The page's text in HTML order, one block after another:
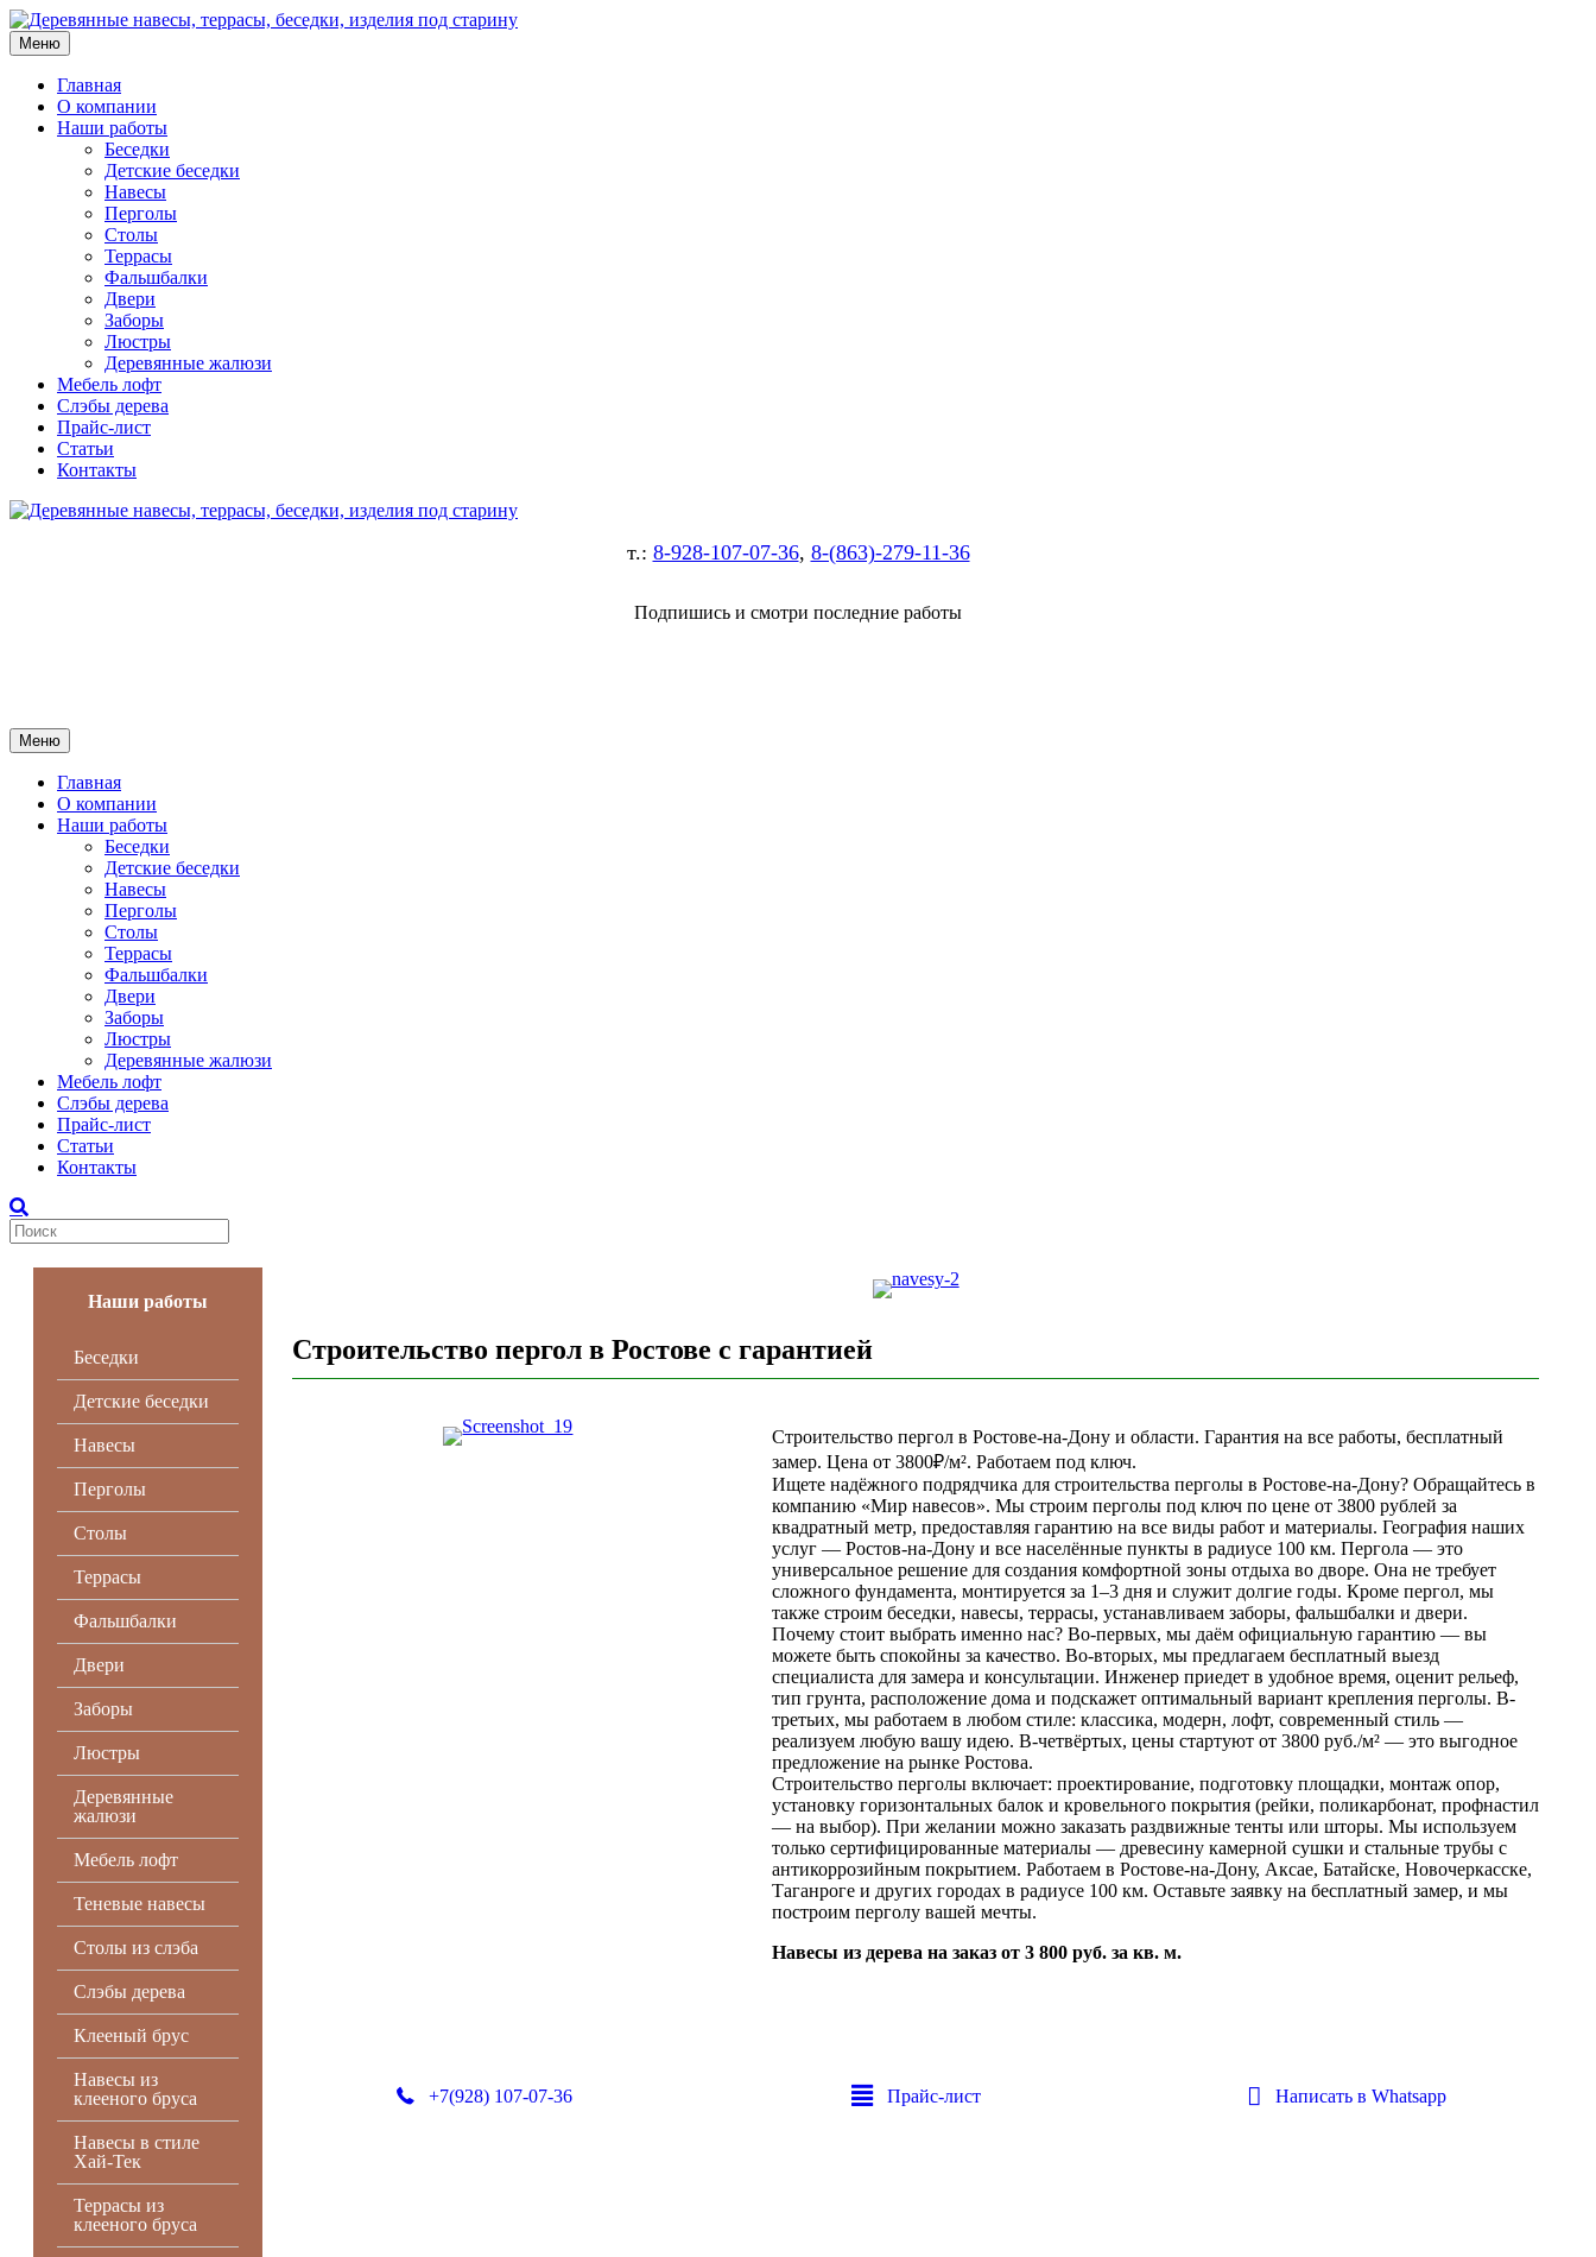
Меню
Главная
О компании
Наши работы
Беседки
Детские беседки
Навесы
Перголы
Столы
Террасы
Фальшбалки
Двери
Заборы
Люстры
Деревянные жалюзи
Мебель лофт
Слэбы дерева
Прайс-лист
Статьи
Контакты
т.: 8-928-107-07-36, 8-(863)-279-11-36
Подпишись и смотри последние работы
Меню
Главная
О компании
Наши работы
Беседки
Детские беседки
Навесы
Перголы
Столы
Террасы
Фальшбалки
Двери
Заборы
Люстры
Деревянные жалюзи
Мебель лофт
Слэбы дерева
Прайс-лист
Статьи
Контакты
Наши работы
Беседки
Детские беседки
Навесы
Перголы
Столы
Террасы
Фальшбалки
Двери
Заборы
Люстры
Деревянные
жалюзи
Мебель лофт
Теневые навесы
Столы из слэба
Слэбы дерева
Клееный брус
Навесы из
клееного бруса
Навесы в стиле
Хай-Тек
Террасы из
клееного бруса
Строительство пергол в Ростове с гарантией
Строительство пергол в Ростове-на-Дону и области. Гарантия на все работы, бесплатный
замер. Цена от 3800₽/м². Работаем под ключ.
Ищете надёжного подрядчика для строительства перголы в Ростове-на-Дону? Обращайтесь в
компанию «Мир навесов». Мы строим перголы под ключ по цене от 3800 рублей за
квадратный метр, предоставляя гарантию на все виды работ и материалы. География наших
услуг — Ростов-на-Дону и все населённые пункты в радиусе 100 км. Пергола — это
универсальное решение для создания комфортной зоны отдыха во дворе. Она не требует
сложного фундамента, монтируется за 1–3 дня и служит долгие годы. Кроме пергол, мы
также строим беседки, навесы, террасы, устанавливаем заборы, фальшбалки и двери.
Почему стоит выбрать именно нас? Во-первых, мы даём официальную гарантию — вы
можете быть спокойны за качество. Во-вторых, мы предлагаем бесплатный выезд
специалиста для замера и консультации. Инженер приедет в удобное время, оценит рельеф,
тип грунта, расположение дома и подскажет оптимальный вариант крепления перголы. В-
третьих, мы работаем в любом стиле: классика, модерн, лофт, современный стиль —
реализуем любую вашу идею. В-четвёртых, цены стартуют от 3800 руб./м² — это выгодное
предложение на рынке Ростова.
Строительство перголы включает: проектирование, подготовку площадки, монтаж опор,
установку горизонтальных балок и кровельного покрытия (рейки, поликарбонат, профнастил
— на выбор). При желании можно заказать раздвижные тенты или шторы. Мы используем
только сертифицированные материалы — древесину камерной сушки и стальные трубы с
антикоррозийным покрытием. Работаем в Ростове-на-Дону, Аксае, Батайске, Новочеркасске,
Таганроге и других городах в радиусе 100 км. Оставьте заявку на бесплатный замер, и мы
построим перголу вашей мечты.
Навесы из дерева на заказ от 3 800 руб. за кв. м.
+7(928) 107-07-36 Прайс-лист Написать в Whatsapp